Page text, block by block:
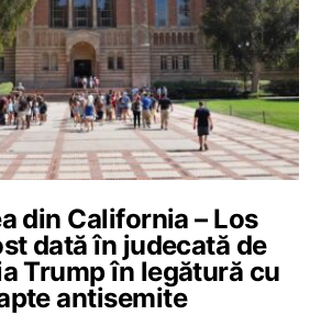
din California – Los
dată în judecată de
Trump în legătură cu
antisemite